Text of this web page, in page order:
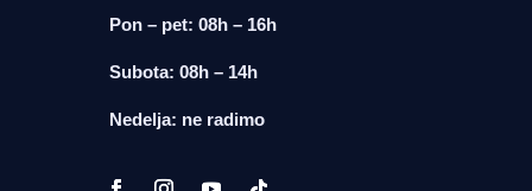
Pon – pet: 08h – 16h
Subota: 08h – 14h
Nedelja: ne radimo